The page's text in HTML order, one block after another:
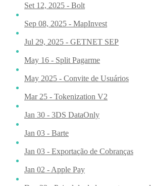
Set 12, 2025 - Bolt
Sep 08, 2025 - MapInvest
Jul 29, 2025 - GETNET SEP
May 16 - Split Pagarme
May 2025 - Convite de Usuários
Mar 25 - Tokenization V2
Jan 30 - 3DS DataOnly
Jan 03 - Barte
Jan 03 - Exportação de Cobranças
Jan 02 - Apple Pay